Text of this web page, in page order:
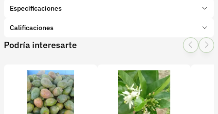
Especificaciones
Marca:
N/A
Tipo de producto:Producto final
Subcategoría:Patilla
Calificaciones
1 Star
2 Star
3 Star4 Star
0 calificaciones
Podría interesarte